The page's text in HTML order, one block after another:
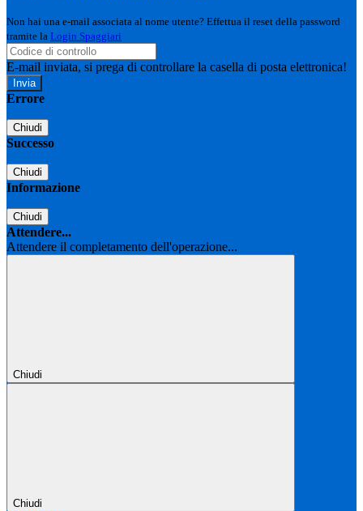
Non hai una e-mail associata al nome utente? Effettua il reset della password
tramite la Login Spaggiari
E-mail inviata, si prega di controllare la casella di posta elettronica!
Errore
Chiudi
Successo
Chiudi
Informazione
Chiudi
Attendere...
Attendere il completamento dell'operazione...
Chiudi
Chiudi